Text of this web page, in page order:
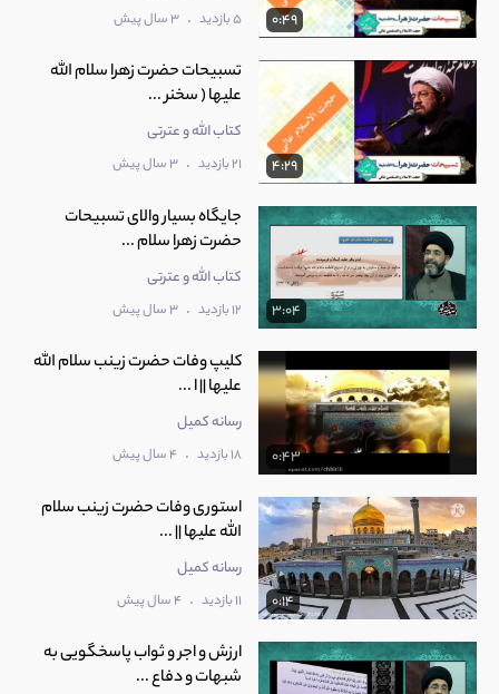
0:49 5 بازدید . 3 سال پیش
4:29
تسبیحات حضرت زهرا سلام الله
علیها ( سخنر ...
کتاب الله و عترتی
21 بازدید . 3 سال پیش
3:04
جایگاه بسیار والای تسبیحات
حضرت زهرا سلام ...
کتاب الله و عترتی
12 بازدید . 3 سال پیش
0:43
کلیپ وفات حضرت زینب سلام الله
علیها || ا ...
رسانه کمیل
18 بازدید . 4 سال پیش
0:14
استوری وفات حضرت زینب سلام
الله علیها || ...
رسانه کمیل
11 بازدید . 4 سال پیش
ارزش و اجر و ثواب پاسخگویی به
شبهات و دفاع ...